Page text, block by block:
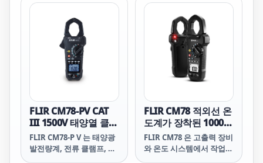
FLIR CM78-PV CAT
III 1500V 태양열 클램
프 미터
FLIR CM78-P V 는 태양광
발전량계, 전류 클램프, 적
FLIR CM78 적외선 온
도계가 장착된 1000
Amp 클램프
FLIR CM78 은 고출력 장비
와 온도 시스템에서 작업하